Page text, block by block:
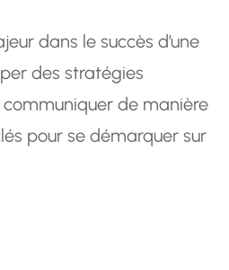
dans le succès d’une
des stratégies
de manière
pour se démarquer sur